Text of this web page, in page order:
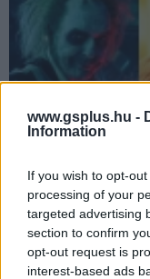
www.gsplus.hu -
Information
If you wish to opt-
processing of your
targeted advertising
section to confirm
opt-out request is
interest-based ads
10 mozis film,
puliwood.hu|
Beetlejuice
Lanthimos újra
Patrick Duffy pedig
szeptemberi mozis